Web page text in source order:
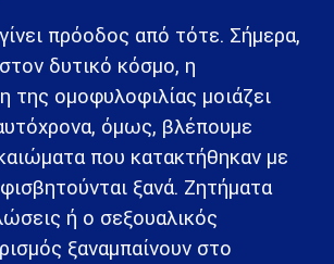
πρόοδος από τότε. Σήμερα,
δυτικό κόσμο, η
της ομοφυλοφιλίας μοιάζει
όμως, βλέπουμε
που κατακτήθηκαν με
ξανά. Ζητήματα
ή ο σεξουαλικός
ξαναμπαίνουν στο